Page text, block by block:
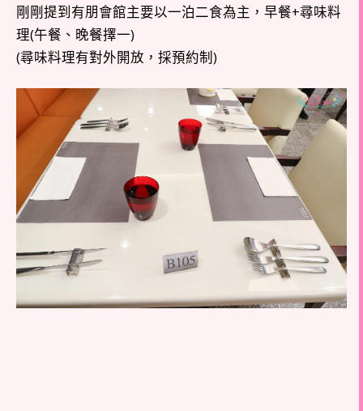
剛剛提到有朋會館主要以一泊二食為主，早餐+尋味料
理(午餐、晚餐擇一)
(尋味料理有對外開放，採預約制)